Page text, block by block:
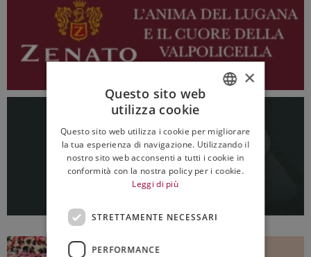
ENGLISH
×
Questo sito web
utilizza cookie
Questo sito web utilizza i cookie per migliorare
la tua esperienza di navigazione. Utilizzando il
nostro sito web acconsenti a tutti i cookie in
conformità con la nostra policy per i cookie.
Leggi di più
STRETTAMENTE NECESSARI
PERFORMANCE